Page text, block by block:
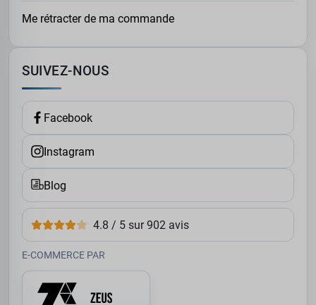
Me rétracter de ma commande
SUIVEZ-NOUS
Facebook
Instagram
Blog
4.8 / 5 sur 902 avis
E-COMMERCE PAR